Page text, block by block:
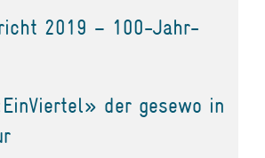
2019 – 100-Jahr-
der gesewo in